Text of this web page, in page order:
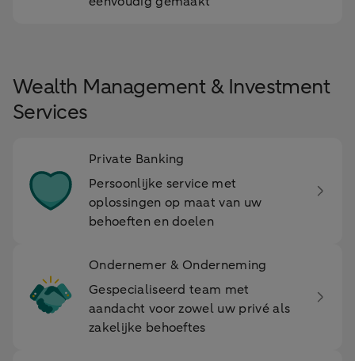
Wealth Management & Investment
Services
Private Banking
Persoonlijke service met
oplossingen op maat van uw
behoeften en doelen
Ondernemer & Onderneming
Gespecialiseerd team met
aandacht voor zowel uw privé als
zakelijke behoeftes